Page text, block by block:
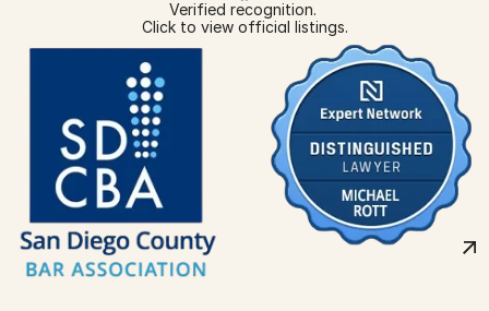
Verified recognition.
Click to view official listings.